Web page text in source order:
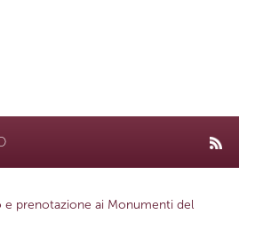
e prenotazione ai Monumenti del